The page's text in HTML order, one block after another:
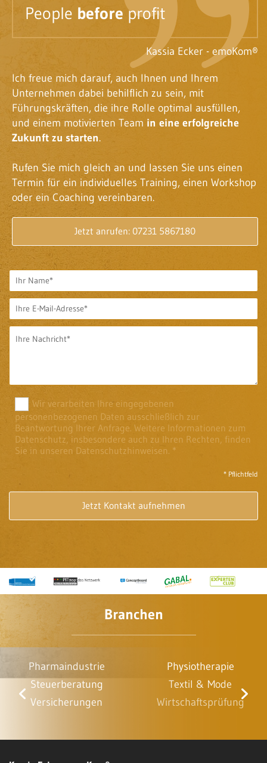
People beforeprofit
Kassia Ecker - emoKom®
Ich freue mich darauf, auch Ihnen und Ihrem
Unternehmen dabei behilflich zu sein, mit
Führungskräften, die ihre Rolle optimal ausfüllen,
und einem motivierten Team in eine erfolgreiche
Zukunft zu starten.
Rufen Sie mich gleich an und lassen Sie uns einen
Termin für ein individuelles Training, einen Workshop
oder ein Coaching vereinbaren.
Jetzt anrufen: 07231 5867180
Wir verarbeiten Ihre eingegebenen
personenbezogenen Daten ausschließlich zur
Beantwortung Ihrer Anfrage. Weitere Informationen zum
Datenschutz, insbesondere auch zu Ihren Rechten, finden
Sie in unseren Datenschutzhinweisen. *
* Pflichtfeld
Branchen
Pharmaindustrie
Physiotherapie
Steuerberatung
Textil & Mode
Versicherungen
Wirtschaftsprüfung